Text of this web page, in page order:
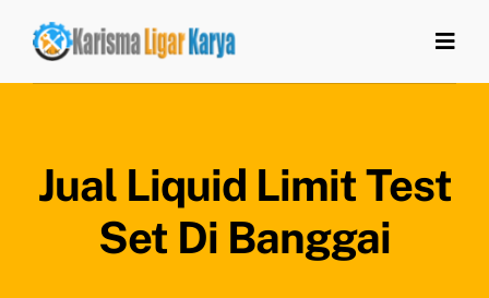
content
Tentang Kami
Jual Liquid Limit Test
Set Di Banggai